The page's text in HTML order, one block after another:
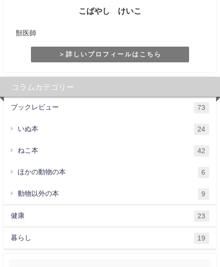
こばやし けいこ
獣医師
＞詳しいプロフィールはこちら
コラムカテゴリー
ブックレビュー 73
いぬ本 24
ねこ本 42
ほかの動物の本 6
動物以外の本 9
健康 23
暮らし 19